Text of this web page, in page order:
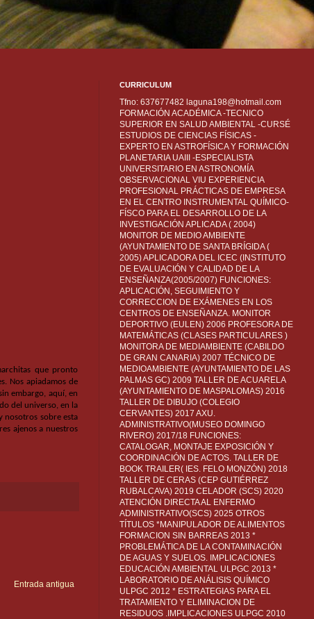
que pronto
Nos apiadamos de
embargo, aquí, en
del universo, en la
nosotros sobre esta
ajenos a nuestros
Entrada antigua
CURRICULUM
Tfno: 637677482 laguna198@hotmail.com
FORMACIÓN ACADÉMICA -TECNICO
SUPERIOR EN SALUD AMBIENTAL -CURSÉ
ESTUDIOS DE CIENCIAS FÍSICAS -
EXPERTO EN ASTROFÍSICA Y FORMACIÓN
PLANETARIA UAIII -ESPECIALISTA
UNIVERSITARIO EN ASTRONOMÍA
OBSERVACIONAL VIU EXPERIENCIA
PROFESIONAL PRÁCTICAS DE EMPRESA
EN EL CENTRO INSTRUMENTAL QUÍMICO-
FÍSCO PARA EL DESARROLLO DE LA
INVESTIGACIÓN APLICADA ( 2004)
MONITOR DE MEDIO AMBIENTE
(AYUNTAMIENTO DE SANTA BRÍGIDA (
2005) APLICADORA DEL ICEC (INSTITUTO
DE EVALUACIÓN Y CALIDAD DE LA
ENSEÑANZA(2005/2007) FUNCIONES:
APLICACIÓN, SEGUIMIENTO Y
CORRECCION DE EXÁMENES EN LOS
CENTROS DE ENSEÑANZA. MONITOR
DEPORTIVO (EULEN) 2006 PROFESORA DE
MATEMÁTICAS (CLASES PARTICULARES )
MONITORA DE MEDIAMBIENTE (CABILDO
DE GRAN CANARIA) 2007 TÉCNICO DE
MEDIOAMBIENTE (AYUNTAMIENTO DE LAS
PALMAS GC) 2009 TALLER DE ACUARELA
(AYUNTAMIENTO DE MASPALOMAS) 2016
TALLER DE DIBUJO (COLEGIO
CERVANTES) 2017 AXU.
ADMINISTRATIVO(MUSEO DOMINGO
RIVERO) 2017/18 FUNCIONES:
CATALOGAR, MONTAJE EXPOSICIÓN Y
COORDINACIÓN DE ACTOS. TALLER DE
BOOK TRAILER( IES. FELO MONZÓN) 2018
TALLER DE CERAS (CEP GUTIÉRREZ
RUBALCAVA) 2019 CELADOR (SCS) 2020
ATENCIÓN DIRECTA AL ENFERMO
ADMINISTRATIVO(SCS) 2025 OTROS
TÍTULOS *MANIPULADOR DE ALIMENTOS
FORMACION SIN BARREAS 2013 *
PROBLEMÁTICA DE LA CONTAMINACIÓN
DE AGUAS Y SUELOS. IMPLICACIONES
EDUCACIÓN AMBIENTAL ULPGC 2013 *
LABORATORIO DE ANÁLISIS QUÍMICO
ULPGC 2012 * ESTRATEGIAS PARA EL
TRATAMIENTO Y ELIMINACION DE
RESIDUOS .IMPLICACIONES ULPGC 2010